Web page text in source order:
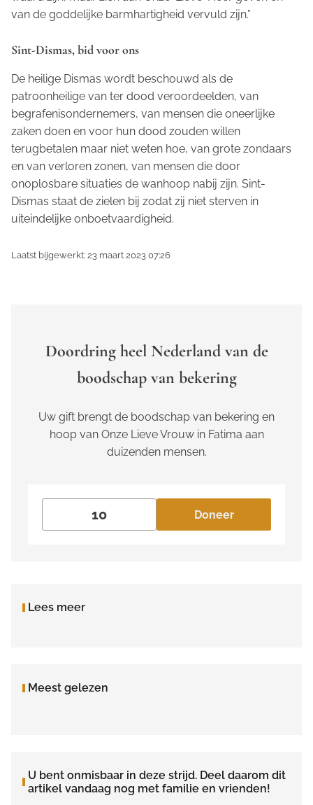
van de goddelijke barmhartigheid vervuld zijn.”
Sint-Dismas, bid voor ons
De heilige Dismas wordt beschouwd als de
patroonheilige van ter dood veroordeelden, van
begrafenisondernemers, van mensen die oneerlijke
zaken doen en voor hun dood zouden willen
terugbetalen maar niet weten hoe, van grote zondaars
en van verloren zonen, van mensen die door
onoplosbare situaties de wanhoop nabij zijn. Sint-
Dismas staat de zielen bij zodat zij niet sterven in
uiteindelijke onboetvaardigheid.
Laatst bijgewerkt: 23 maart 2023 07:26
Doordring heel Nederland van de
boodschap van bekering
Uw gift brengt de boodschap van bekering en
hoop van Onze Lieve Vrouw in Fatima aan
duizenden mensen.
Doneer
Lees meer
Meest gelezen
U bent onmisbaar in deze strijd. Deel daarom dit
artikel vandaag nog met familie en vrienden!